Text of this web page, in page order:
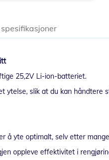
25,2V Li-ion-batteriet.
slik at du kan håndtere
å yte optimalt, selv etter
oppleve effektivitet i